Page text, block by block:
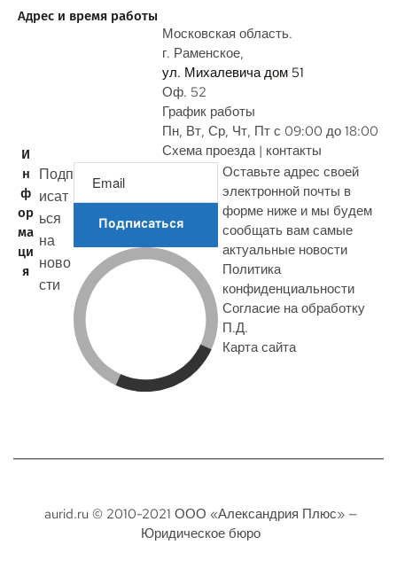
о
Адрес и время работы
Московская область.
г. Раменское,
ул. Михалевича дом 51
Оф. 52
График работы
Пн, Вт, Ср, Чт, Пт с 09:00 до 18:00
Схема проезда | контакты
И
н
ф
ор
ма
ци
я
Подп
исат
ься
на
ново
сти
Подписаться
Оставьте адрес своей
электронной почты в
форме ниже и мы будем
сообщать вам самые
актуальные новости
Политика
конфиденциальности
Согласие на обработку
П.Д.
Карта сайта
aurid.ru © 2010-2021 ООО «Александрия Плюс» —
Юридическое бюро